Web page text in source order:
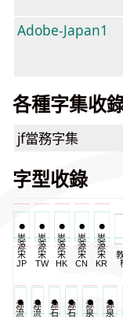
Adobe-Japan1
各種字集收
jf當務字集
字型收錄
思
源
宋
JP
思
源
宋
TW
思
源
宋
HK
思
源
宋
CN
思
源
宋
KR
源
流
源
流
源
石
源
石
源
泉
源
泉